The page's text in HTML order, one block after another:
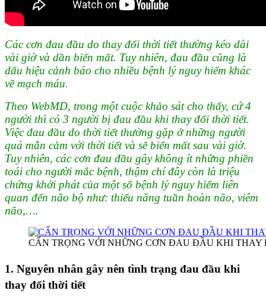
Các cơn đau đầu do thay đổi thời tiết thường kéo dài
vài giờ và dần biến mất. Tuy nhiên, đau đầu cũng là
dấu hiệu cảnh báo cho nhiều bệnh lý nguy hiểm khác
về mạch máu.
Theo WebMD, trong một cuộc khảo sát cho thấy, cứ 4
người thì có 3 người bị đau đầu khi thay đổi thời tiết.
Việc đau đầu do thời tiết thường gặp ở những người
quá mẫn cảm với thời tiết và sẽ biến mất sau vài giờ.
Tuy nhiên, các cơn đau đầu gây không ít những phiền
toái cho người mắc bệnh, thậm chí đây còn là triệu
chứng khởi phát của một số bệnh lý nguy hiểm liên
quan đến não bộ như: thiểu năng tuần hoàn não, viêm
não,….
CẨN TRỌNG VỚI NHỮNG CƠN ĐAU ĐẦU KHI THAY
1. Nguyên nhân gây nên tình trạng đau đầu khi
thay đổi thời tiết